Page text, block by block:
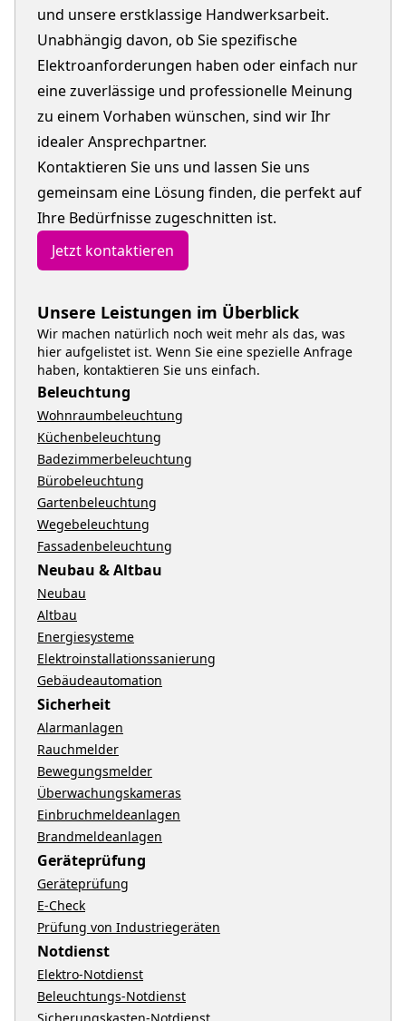
und unsere erstklassige Handwerksarbeit.
Unabhängig davon, ob Sie spezifische
Elektroanforderungen haben oder einfach nur
eine zuverlässige und professionelle Meinung
zu einem Vorhaben wünschen, sind wir Ihr
idealer Ansprechpartner.
Kontaktieren Sie uns und lassen Sie uns
gemeinsam eine Lösung finden, die perfekt auf
Ihre Bedürfnisse zugeschnitten ist.
Jetzt kontaktieren
Unsere Leistungen im Überblick
Wir machen natürlich noch weit mehr als das, was
hier aufgelistet ist. Wenn Sie eine spezielle Anfrage
haben, kontaktieren Sie uns einfach.
Beleuchtung
Wohnraumbeleuchtung
Küchenbeleuchtung
Badezimmerbeleuchtung
Bürobeleuchtung
Gartenbeleuchtung
Wegebeleuchtung
Fassadenbeleuchtung
Neubau & Altbau
Neubau
Altbau
Energiesysteme
Elektroinstallationssanierung
Gebäudeautomation
Sicherheit
Alarmanlagen
Rauchmelder
Bewegungsmelder
Überwachungskameras
Einbruchmeldeanlagen
Brandmeldeanlagen
Geräteprüfung
Geräteprüfung
E-Check
Prüfung von Industriegeräten
Notdienst
Elektro-Notdienst
Beleuchtungs-Notdienst